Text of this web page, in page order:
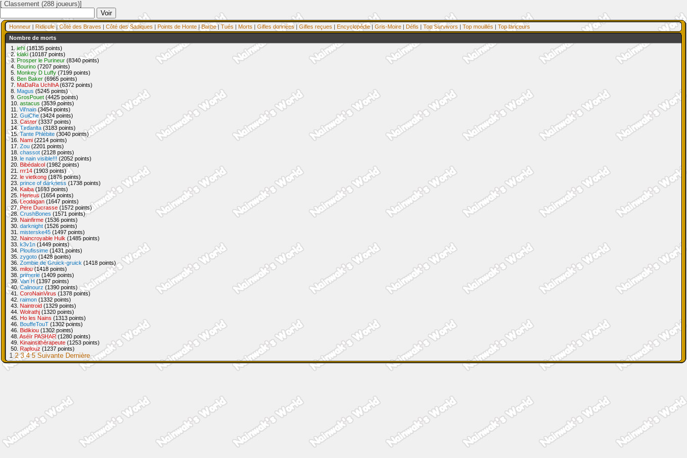
[ Classement (288 joueurs)]
Honneur | Ridicule|Côté des Braves | Côté des Sadiques | Points de Honte |Barbe| Tués | Morts | Gifles données | Gifles reçues | Encyclopédie| Gris-Moire | Défis | Top Survivors | Top mouillés | Top lanceurs
Nombre de morts
1. iehl (18135 points)
2.klaki (10187 points)
3. Prosper le Purineur (8340 points)
4. Bourino (7207 points)
5. Monkey D Luffy (7199 points)
6. Ben Baker (6965 points)
7. MaDaRa UchIhA(6372 points)
8. Magus (5245 points)
9. GrosPouet (4425 points)
10. astacus (3539 points)
11. Vil'nain (3454 points)
12. GuiChe (3424 points)
13. Caster (3337 points)
14.Tirdanlta (3183 points)
15.Tante Phlébite (3040 points)
16. Nami (2214 points)
17. Zou (2201 points)
18. chassot (2128 points)
19. le nain visible!!! (2052 points)
20. Bibédalcol (1982 points)
21. rrr14 (1903 points)
22. le vietkong (1876 points)
23. prince of darkness (1738 points)
24. Kaiba (1693 points)
25. Heneus (1654 points)
26.Leodagan (1647 points)
27.Pere Ducrasse (1572 points)
28. CrushBones (1571 points)
29. Nainfirme (1536 points)
30. darknight (1526 points)
31. misterske45 (1497 points)
32. Naincroyable Hulk (1485 points)
33. k3v1n (1449 points)
34. Ploufissime (1431 points)
35. zygoto (1428 points)
36. Zombie de Gruick-gruick (1418 points)
36. milou(1418 points)
38. primerie (1409 points)
39.Van H (1397 points)
40.Calinourz (1390 points)
41. CoroNainVirus (1378 points)
42. raimon (1332 points)
43. Naintroid (1329 points)
44. Wolrathj (1320 points)
45. Ho les Nains (1313 points)
46. BouffeTouT (1302 points)
46. Bidikiou (1302 points)
48. Aséïr PASHAR(1280 points)
49. Kinainsithérapeute (1253 points)
50. Raplouz (1237 points)
1 2 3 4 5 Suivante Dernière